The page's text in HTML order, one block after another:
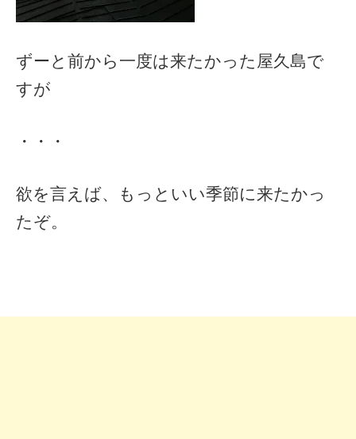
ずーと前から一度は来たかった屋久島で
すが
・・・
欲を言えば、もっといい季節に来たかっ
たぞ。